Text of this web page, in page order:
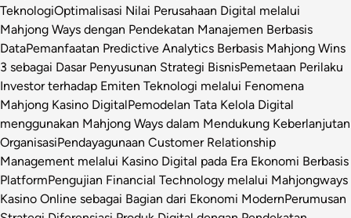
TeknologiOptimalisasi Nilai Perusahaan Digital melalui
Mahjong Ways dengan Pendekatan Manajemen Berbasis
DataPemanfaatan Predictive Analytics Berbasis Mahjong Wins
3 sebagai Dasar Penyusunan Strategi BisnisPemetaan Perilaku
Investor terhadap Emiten Teknologi melalui Fenomena
Mahjong Kasino DigitalPemodelan Tata Kelola Digital
menggunakan Mahjong Ways dalam Mendukung Keberlanjutan
OrganisasiPendayagunaan Customer Relationship
Management melalui Kasino Digital pada Era Ekonomi Berbasis
PlatformPengujian Financial Technology melalui Mahjongways
Kasino Online sebagai Bagian dari Ekonomi ModernPerumusan